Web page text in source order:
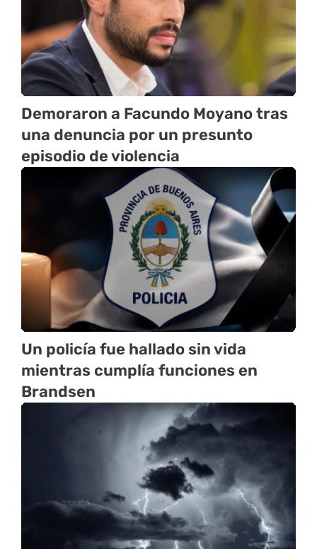
Demoraron a Facundo Moyano tras
una denuncia por un presunto
episodio de violencia
Un policía fue hallado sin vida
mientras cumplía funciones en
Brandsen